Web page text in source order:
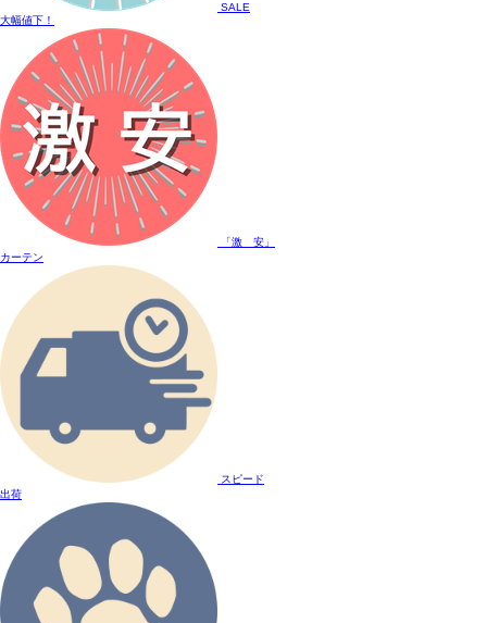
SALE
大幅値下！
「激 安」
カーテン
スピード
出荷